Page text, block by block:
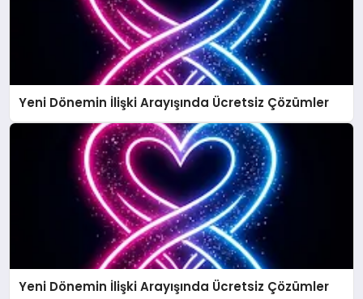
Yeni Dönemin İlişki Arayışında Ücretsiz Çözümler
Yeni Dönemin İlişki Arayışında Ücretsiz Çözümler